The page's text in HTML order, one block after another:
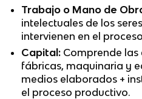
Trabajo o Mano de
intelectuales de los
intervienen en el
Capital: Comprende las
fábricas, maquinaria y
medios elaborados +
el proceso productivo.